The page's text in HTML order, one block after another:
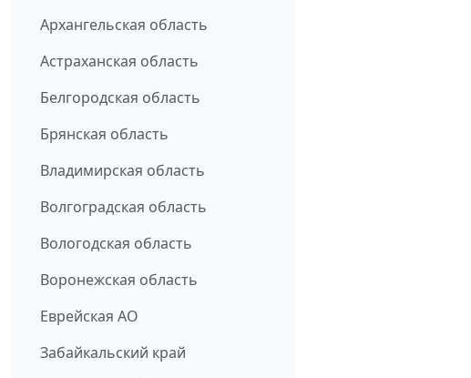
Архангельская область
Астраханская область
Белгородская область
Брянская область
Владимирская область
Волгоградская область
Вологодская область
Воронежская область
Еврейская АО
Забайкальский край